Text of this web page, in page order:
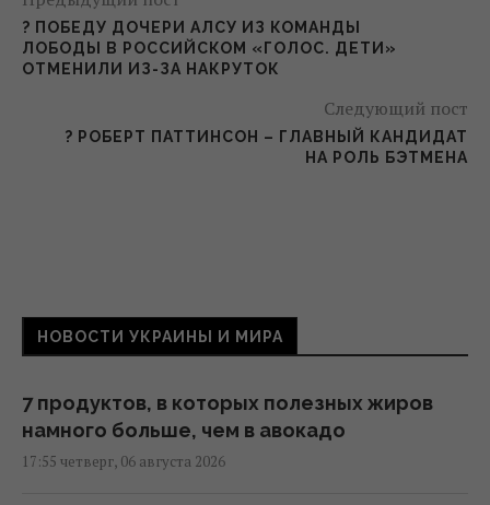
? ПОБЕДУ ДОЧЕРИ АЛСУ ИЗ КОМАНДЫ
ЛОБОДЫ В РОССИЙСКОМ «ГОЛОС. ДЕТИ»
ОТМЕНИЛИ ИЗ-ЗА НАКРУТОК
Следующий пост
? РОБЕРТ ПАТТИНСОН – ГЛАВНЫЙ КАНДИДАТ
НА РОЛЬ БЭТМЕНА
НОВОСТИ УКРАИНЫ И МИРА
7 продуктов, в которых полезных жиров
намного больше, чем в авокадо
17:55 четверг, 06 августа 2026